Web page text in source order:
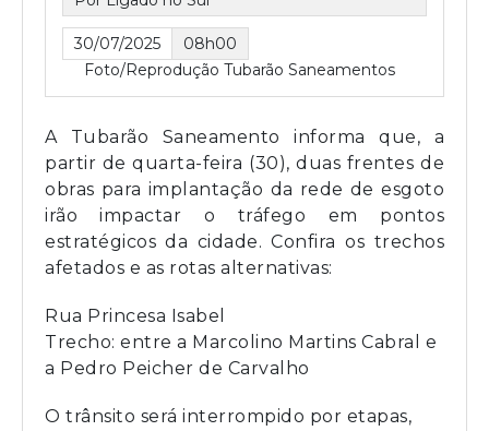
30/07/2025
08h00
Foto/Reprodução Tubarão Saneamentos
A Tubarão Saneamento informa que, a
partir de quarta-feira (30), duas frentes de
obras para implantação da rede de esgoto
irão impactar o tráfego em pontos
estratégicos da cidade. Confira os trechos
afetados e as rotas alternativas:
Rua Princesa Isabel
Trecho: entre a Marcolino Martins Cabral e
a Pedro Peicher de Carvalho
O trânsito será interrompido por etapas,